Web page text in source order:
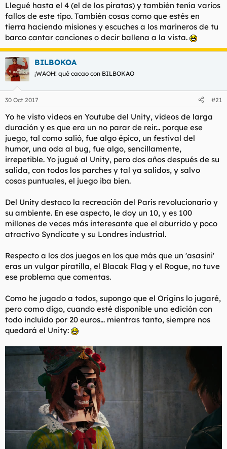
Llegué hasta el 4 (el de los piratas) y también tenía varios
fallos de este tipo. También cosas como que estés en
tierra haciendo misiones y escuches a los marineros de tu
barco cantar canciones o decir ballena a la vista.
BILBOKOA
¡WAOH! qué cacao con BILBOKAO
30 Oct 2017 #21
Yo he visto videos en Youtube del Unity, videos de larga
duración y es que era un no parar de reir... porque ese
juego, tal como salió, fue algo épico, un festival del
humor, una oda al bug, fue algo, sencillamente,
irrepetible. Yo jugué al Unity, pero dos años después de su
salida, con todos los parches y tal ya salidos, y salvo
cosas puntuales, el juego iba bien.
Del Unity destaco la recreación del París revolucionario y
su ambiente. En ese aspecto, le doy un 10, y es 100
millones de veces más interesante que el aburrido y poco
atractivo Syndicate y su Londres industrial.
Respecto a los dos juegos en los que más que un 'asasini'
eras un vulgar piratilla, el Blacak Flag y el Rogue, no tuve
ese problema que comentas.
Como he jugado a todos, supongo que el Origins lo jugaré,
pero como digo, cuando esté disponible una edición con
todo incluído por 20 euros... mientras tanto, siempre nos
quedará el Unity: